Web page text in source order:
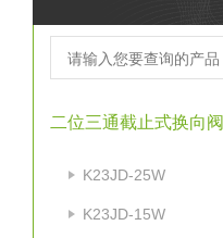
二位三通截止式换向阀
K23JD-25W
K23JD-15W